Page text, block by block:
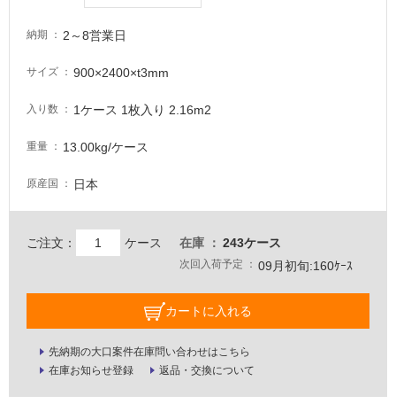
納期 2～8営業日
サイズ 900×2400×t3mm
入り数 1ケース 1枚入り 2.16m2
重量 13.00kg/ケース
原産国 日本
ご注文： ケース 在庫 243ケース
次回入荷予定 09月初旬:160ｹｰｽ
カートに入れる
先納期の大口案件在庫問い合わせはこちら
在庫お知らせ登録
返品・交換について
ル
屋
床・
屋
床・
浴
場
非
常
に